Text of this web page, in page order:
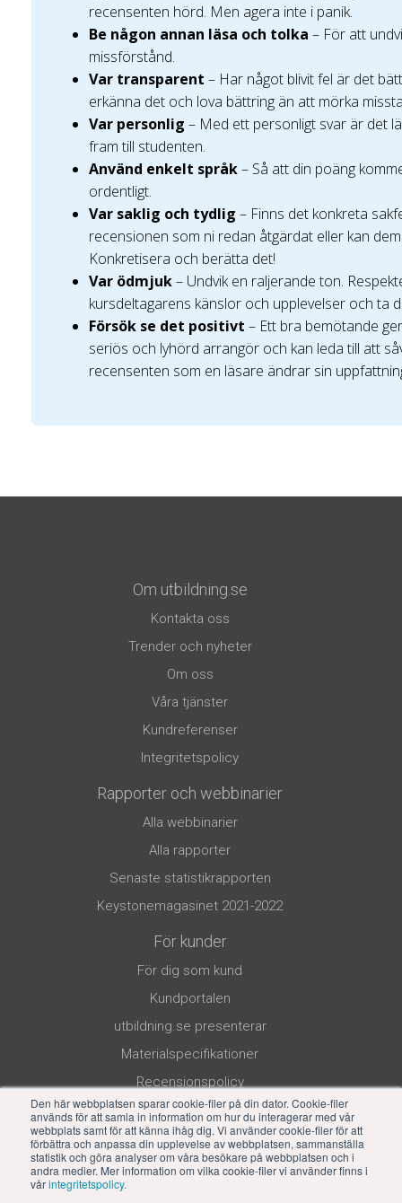
Den här webbplatsen sparar cookie-filer på din dator. Cookie-filer
används för att samla in information om hur du interagerar med vår
webbplats samt för att känna ihåg dig. Vi använder cookie-filer för att
förbättra och anpassa din upplevelse av webbplatsen, sammanställa
statistik och göra analyser om våra besökare på webbplatsen och i
andra medier. Mer information om vilka cookie-filer vi använder finns i
vårintegritetspolicy.
recensenten hörd. Men agera inte i panik.
Be någon annan läsa och tolka – För att
missförstånd.
Var transparent – Har något blivit fel är det
erkänna det och lova bättring än att mörka
Var personlig – Med ett personligt svar är det
fram till studenten.
Använd enkelt språk– Så att din poäng
ordentligt.
Var saklig och tydlig – Finns det konkreta
recensionen som ni redan åtgärdat eller kan
Konkretisera och berätta det!
Var ödmjuk– Undvik en raljerande ton.
kursdeltagarens känslor och upplevelser och ta
Försök se det positivt – Ett bra bemötande
seriös och lyhörd arrangör och kan leda till att
recensenten som en läsare ändrar sin
Om utbildning.se
Kontakta oss
Trender och nyheter
Om oss
Våra tjänster
Kundreferenser
Integritetspolicy
Rapporter och webbinarier
Alla webbinarier
Alla rapporter
Senaste statistikrapporten
Keystonemagasinet 2021-2022
För kunder
För dig som kund
Kundportalen
utbildning.se presenterar
Materialspecifikationer
Recensionspolicy